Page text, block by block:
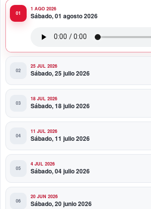
10:51 PM
Producciones Panda Rosa anuncia
1 AGO 2026
Sábado, 01 agosto 2026
25 JUL 2026
Sábado, 25 julio 2026
18 JUL 2026
Sábado, 18 julio 2026
11 JUL 2026
Sábado, 11 julio 2026
4 JUL 2026
Sábado, 04 julio 2026
20 JUN 2026
Sábado, 20 junio 2026